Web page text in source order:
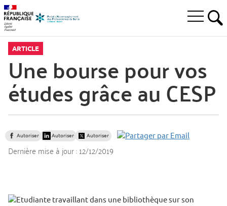
Aller
la
Aller
au
menu
Aller
au
contenu
Ouvrir
ARTICLE
Une bourse pour vos
études grâce au CESP
Autoriser Autoriser Autoriser
Dernière mise à jour :12/12/2019